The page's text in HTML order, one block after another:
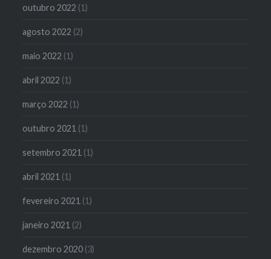
outubro 2022 (1)
agosto 2022 (2)
maio 2022 (1)
abril 2022 (1)
março 2022 (1)
outubro 2021 (1)
setembro 2021 (1)
abril 2021 (1)
fevereiro 2021 (1)
janeiro 2021 (2)
dezembro 2020 (3)